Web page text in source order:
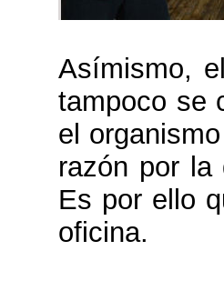
Asímismo,
tampoco se
el
razón por la
Es por ello
oficina.